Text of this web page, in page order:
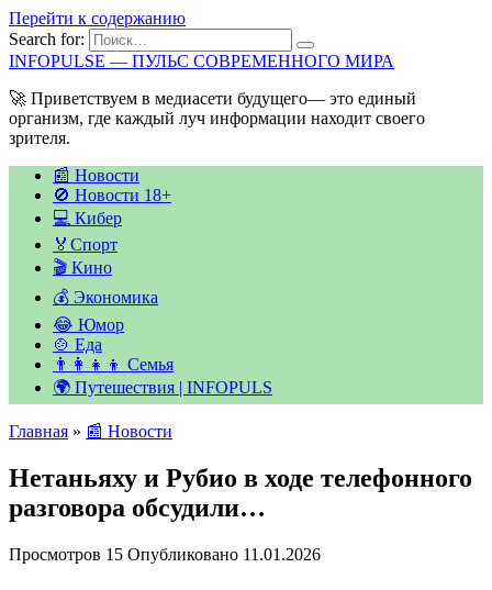
Перейти к содержанию
Search for:
INFOPULSE — ПУЛЬС СОВРЕМЕННОГО МИРА
🚀 Приветствуем в медиасети будущего— это единый
организм, где каждый луч информации находит своего
зрителя.
📰 Новости
🚫 Новости 18+
💻 Кибер
🏅Спорт
🎬 Кино
💰 Экономика
😂 Юмор
🍲 Еда
👨‍👩‍👧‍👦 Семья
🌍 Путешествия | INFOPULS
Главная » 📰 Новости
Нетаньяху и Рубио в ходе телефонного
разговора обсудили…
Просмотров 15 Опубликовано 11.01.2026